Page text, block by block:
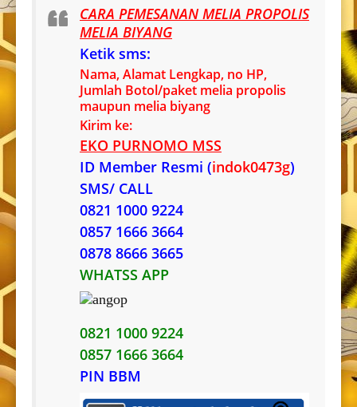
CARA PEMESANAN MELIA PROPOLIS
MELIA BIYANG
Ketik sms:
Nama, Alamat Lengkap, no HP,
Jumlah Botol/paket melia propolis
maupun melia biyang
Kirim ke:
EKO PURNOMO MSS
ID Member Resmi (indok0473g)
SMS/ CALL
0821 1000 9224
0857 1666 3664
0878 8666 3665
WHATSS APP
0821 1000 9224
0857 1666 3664
PIN BBM